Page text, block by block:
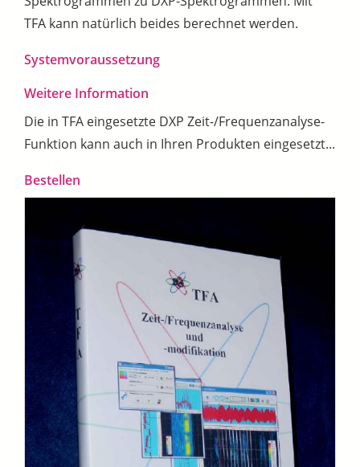
TFA kann natürlich beides berechnet werden.
Systemvoraussetzung
Weitere Information
Die in TFA eingesetzte DXP Zeit-/Frequenzanalyse-
Funktion kann auch in Ihren Produkten eingesetzt...
Bestellen